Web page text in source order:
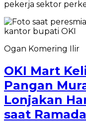
pekerja sektor
Ogan Komering Ilir
OKI Mart
Pangan
Lonjakan
saat